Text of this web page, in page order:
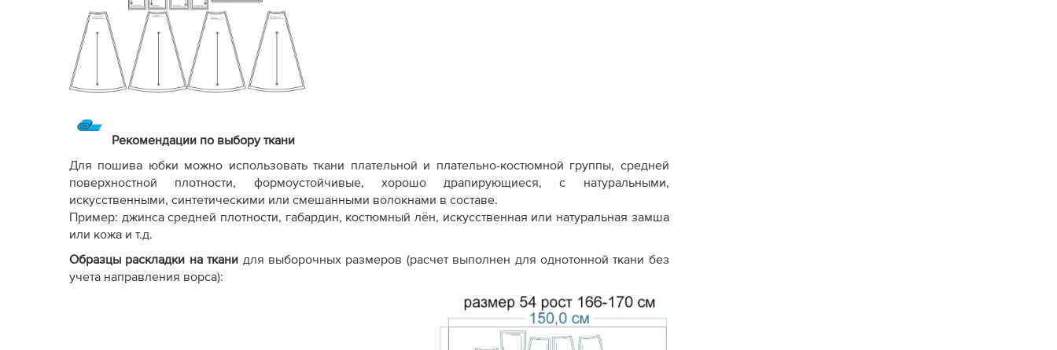
Рекомендации по выбору ткани
Для пошива юбки можно использовать ткани плательной и плательно-костюмной группы, средней
поверхностной плотности, формоустойчивые, хорошо драпирующиеся, с натуральными,
искусственными, синтетическими или смешанными волокнами в составе.
Пример: джинса средней плотности, габардин, костюмный лён, искусственная или натуральная замша
или кожа и т.д.
Образцы раскладки на ткани для выборочных размеров (расчет выполнен для однотонной ткани без
учета направления ворса):